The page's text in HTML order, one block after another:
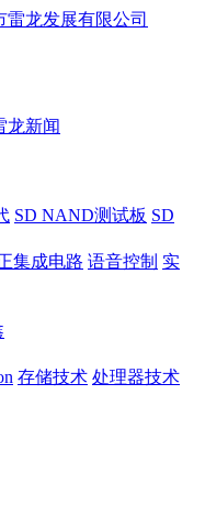
龙新闻
SD NAND测试板 SD
集成电路 语音控制 实
存储技术 处理器技术